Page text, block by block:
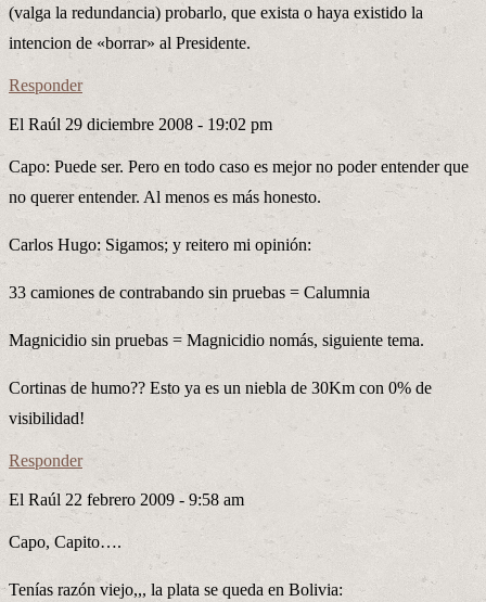
(valga la redundancia) probarlo, que exista o haya existido la
intencion de «borrar» al Presidente.
Responder
El Raúl 29 diciembre 2008 - 19:02 pm
Capo: Puede ser. Pero en todo caso es mejor no poder entender que
no querer entender. Al menos es más honesto.
Carlos Hugo: Sigamos; y reitero mi opinión:
33 camiones de contrabando sin pruebas = Calumnia
Magnicidio sin pruebas = Magnicidio nomás, siguiente tema.
Cortinas de humo?? Esto ya es un niebla de 30Km con 0% de
visibilidad!
Responder
El Raúl 22 febrero 2009 - 9:58 am
Capo, Capito….
Tenías razón viejo,,, la plata se queda en Bolivia: